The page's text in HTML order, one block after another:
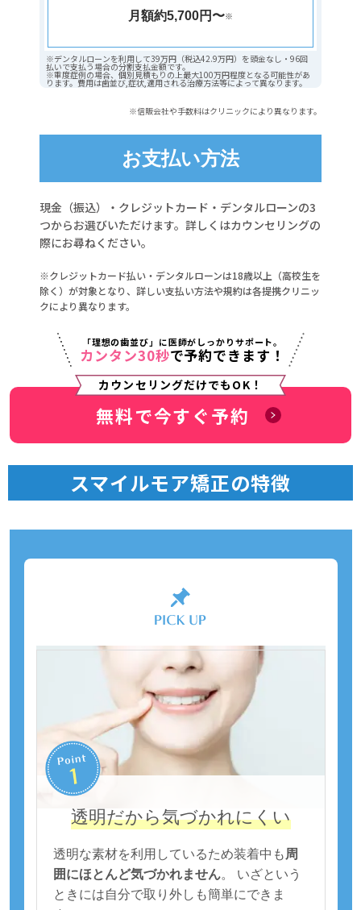
月額約5,700円〜※
※デンタルローンを利用して39万円（税込42.9万円）を頭金なし・96回
払いで支払う場合の分割支払金額です。
※重度症例の場合、個別見積もりの上最大100万円程度となる可能性があ
ります。費用は歯並び,症状,適用される治療方法等によって異なります。
※信販会社や手数料はクリニックにより異なります。
お支払い方法
現金（振込）・クレジットカード・デンタルローンの3
つからお選びいただけます。詳しくはカウンセリングの
際にお尋ねください。
※クレジットカード払い・デンタルローンは18歳以上（高校生を
除く）が対象となり、詳しい支払い方法や規約は各提携クリニッ
クにより異なります。
「理想の歯並び」に医師がしっかりサポート。
カンタン30秒で予約できます！
カウンセリングだけでもOK！
無料で今すぐ予約
スマイルモア矯正の特徴
透明だから気づかれにくい
透明な素材を利用しているため装着中も 周
囲にほとんど気づかれません。 いざという
ときには自分で取り外しも簡単にできま